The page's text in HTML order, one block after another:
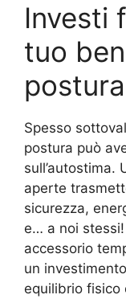
Investi
tuo
Spesso
postura può
sull’autostima.
aperte
sicurezza,
e… a noi
accessorio
un
equilibrio fisico